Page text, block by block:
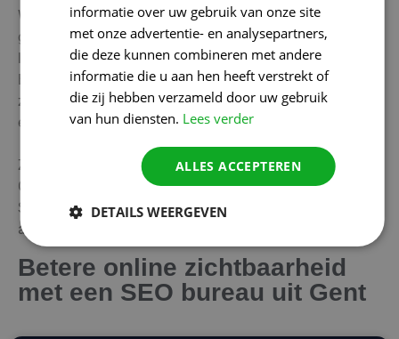
Wij verbeteren uw website door relevante zoekwoorden te
gebruiken, voegen uw bedrijf toe aan de belangrijkste
lokale platforms en zorgen ervoor dat uw Google
Bedrijfsprofiel altijd correct en aantrekkelijk is. Zo bent u
zeker dat klanten uit Gent uw onderneming snel en
eenvoudig weten te vinden.
Zoekt u professionele hulp om uw lokale zichtbaarheid in
Gent te vergroten? Wij helpen u graag met doelgerichte
SEO-strategieën, zodat u meer bezoekers én klanten
aantrekt uit uw eigen regio!
Betere online zichtbaarheid
met een SEO bureau uit Gent
informatie over uw gebruik van onze site
met onze advertentie- en analysepartners,
die deze kunnen combineren met andere
informatie die u aan hen heeft verstrekt of
die zij hebben verzameld door uw gebruik
van hun diensten. Lees verder
ALLES ACCEPTEREN
DETAILS WEERGEVEN